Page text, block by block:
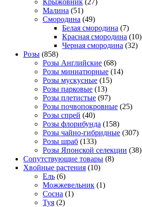
Крыжовник (27)
Малина (51)
Смородина (49)
Белая смородина (7)
Красная смородина (10)
Черная смородина (32)
Розы (858)
Розы Английские (68)
Розы миниатюрные (14)
Розы мускусные (15)
Розы парковые (13)
Розы плетистые (97)
Розы почвопокровные (25)
Розы спрей (40)
Розы флорибунда (158)
Розы чайно-гибридные (307)
Розы шраб (133)
Розы Японской селекции (38)
Сопутствующие товары (8)
Хвойные растения (10)
Ель (6)
Можжевельник (1)
Сосна (1)
Туя (2)